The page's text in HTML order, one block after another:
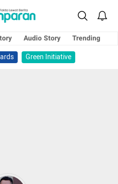
Audio Story
Trending
Green Initiative